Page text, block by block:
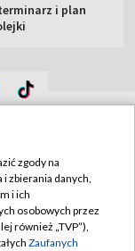
i plan
zgody na
zbierania danych,
i ich
osobowych przez
również „TVP”),
Zaufanych